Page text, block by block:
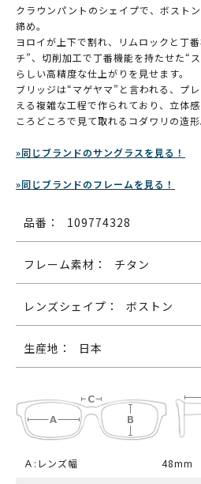
クラウンパントのシェイプで、ボスト
締め。
ヨロイが上下で割れ、リムロックと丁
チ”、切削加工で丁番機能を持たせた“
らしい高精度な仕上がりを見せます。
ブリッジは“マゲヤマ”と言われる、プ
える複雑な工程で作られており、立体
ころどころで見て取れるコダワリの造形
»同じブランドのサングラスを見る！
»同じブランドのフレームを見る！
品番： 109774328
フレーム素材： チタン
レンズシェイプ： ボストン
生産地： 日本
Ａ:レンズ幅 48mm